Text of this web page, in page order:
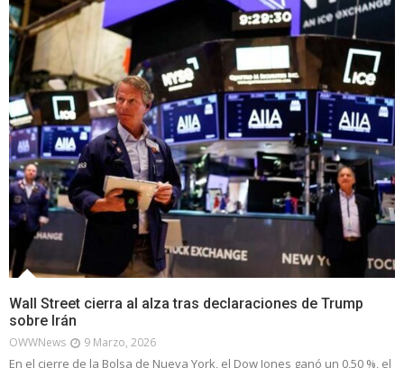
Wall Street cierra al alza tras declaraciones de Trump
sobre Irán
OWWNews 9 Marzo, 2026
En el cierre de la Bolsa de Nueva York, el Dow Jones ganó un 0,50 %, el